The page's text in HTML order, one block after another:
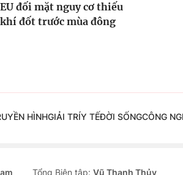
EU đối mặt nguy cơ thiếu
khí đốt trước mùa đông
HÌNHGIẢI TRÍY TẾĐỜI SỐNGCÔNG
Tổng Biên tập: Vũ Thanh Thủy